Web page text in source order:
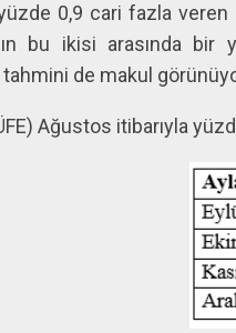
yüzde 0,9 cari fazla
bu ikisi arasında bir
de makul
Ağustos itibarıyla